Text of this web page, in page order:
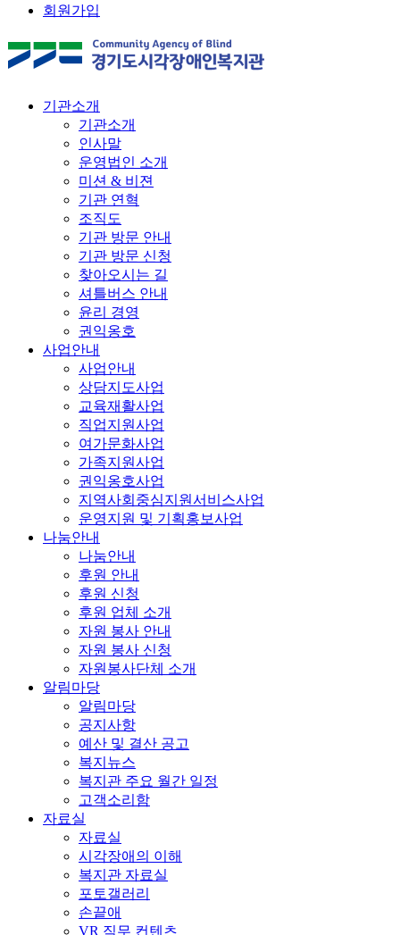
회원가입
기관소개
기관소개
인사말
운영법인 소개
미션 & 비젼
기관 연혁
조직도
기관 방문 안내
기관 방문 신청
찾아오시는 길
셔틀버스 안내
윤리 경영
권익옹호
사업안내
사업안내
상담지도사업
교육재활사업
직업지원사업
여가문화사업
가족지원사업
권익옹호사업
지역사회중심지원서비스사업
운영지원 및 기획홍보사업
나눔안내
나눔안내
후원 안내
후원 신청
후원 업체 소개
자원 봉사 안내
자원 봉사 신청
자원봉사단체 소개
알림마당
알림마당
공지사항
예산 및 결산 공고
복지뉴스
복지관 주요 월간 일정
고객소리함
자료실
자료실
시각장애의 이해
복지관 자료실
포토갤러리
손끝애
VR 직무 컨텐츠